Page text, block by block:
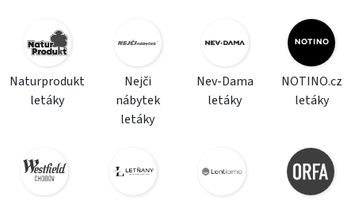
Naturprodukt
letáky
Nejči
nábytek
letáky
Nev-Dama
letáky
NOTINO.cz
letáky